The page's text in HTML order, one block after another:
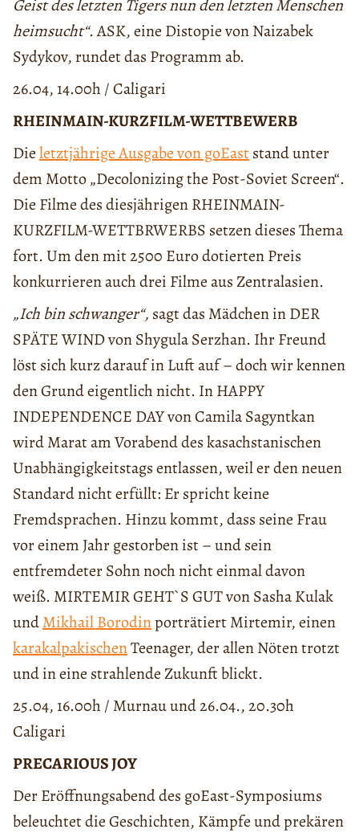
Geist des letzten Tigers nun den letzten Menschen
heimsucht“. ASK, eine Distopie von Naizabek
Sydykov, rundet das Programm ab.
26.04, 14.00h / Caligari
RHEINMAIN-KURZFILM-WETTBEWERB
Dieletztjährige Ausgabe von goEaststand unter
dem Motto „Decolonizing the Post-Soviet Screen“.
Die Filme des diesjährigen RHEINMAIN-
KURZFILM-WETTBRWERBS setzen dieses Thema
fort. Um den mit 2500 Euro dotierten Preis
konkurrieren auch drei Filme aus Zentralasien.
„Ich bin schwanger“, sagt das Mädchen in DER
SPÄTE WIND von Shygula Serzhan. Ihr Freund
löst sich kurz darauf in Luft auf – doch wir kennen
den Grund eigentlich nicht. In HAPPY
INDEPENDENCE DAY von Camila Sagyntkan
wird Marat am Vorabend des kasachstanischen
Unabhängigkeitstags entlassen, weil er den neuen
Standard nicht erfüllt: Er spricht keine
Fremdsprachen. Hinzu kommt, dass seine Frau
vor einem Jahr gestorben ist – und sein
entfremdeter Sohn noch nicht einmal davon
weiß. MIRTEMIR GEHT`S GUT von Sasha Kulak
undMikhail Borodinporträtiert Mirtemir, einen
karakalpakischenTeenager, der allen Nöten trotzt
und in eine strahlende Zukunft blickt.
25.04, 16.00h / Murnau und 26.04., 20.30h
Caligari
PRECARIOUS JOY
Der Eröffnungsabend des goEast-Symposiums
beleuchtet die Geschichten, Kämpfe und prekären